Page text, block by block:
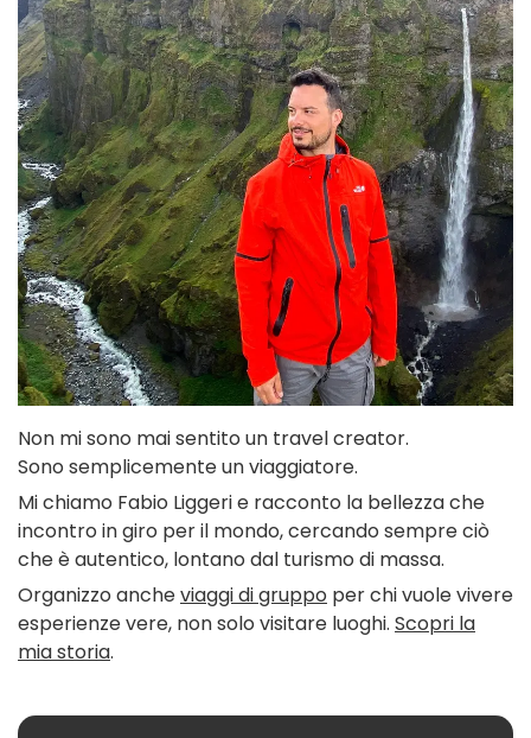
Non mi sono mai sentito un travel creator.
Sono semplicemente un viaggiatore.
Mi chiamo Fabio Liggeri e racconto la bellezza che
incontro in giro per il mondo, cercando sempre ciò
che è autentico, lontano dal turismo di massa.
Organizzo ancheviaggi di gruppo per chi vuole vivere
esperienze vere, non solo visitare luoghi. Scopri la
mia storia.